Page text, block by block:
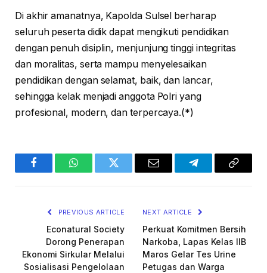
Di akhir amanatnya, Kapolda Sulsel berharap
seluruh peserta didik dapat mengikuti pendidikan
dengan penuh disiplin, menjunjung tinggi integritas
dan moralitas, serta mampu menyelesaikan
pendidikan dengan selamat, baik, dan lancar,
sehingga kelak menjadi anggota Polri yang
profesional, modern, dan terpercaya.(*)
FacebookWhatsAppTwitter Email TelegramCopy
PREVIOUS ARTICLE
Econatural Society
Dorong Penerapan
Ekonomi Sirkular Melalui
Sosialisasi Pengelolaan
NEXT ARTICLE
Perkuat Komitmen Bersih
Narkoba, Lapas Kelas IIB
Maros Gelar Tes Urine
Petugas dan Warga